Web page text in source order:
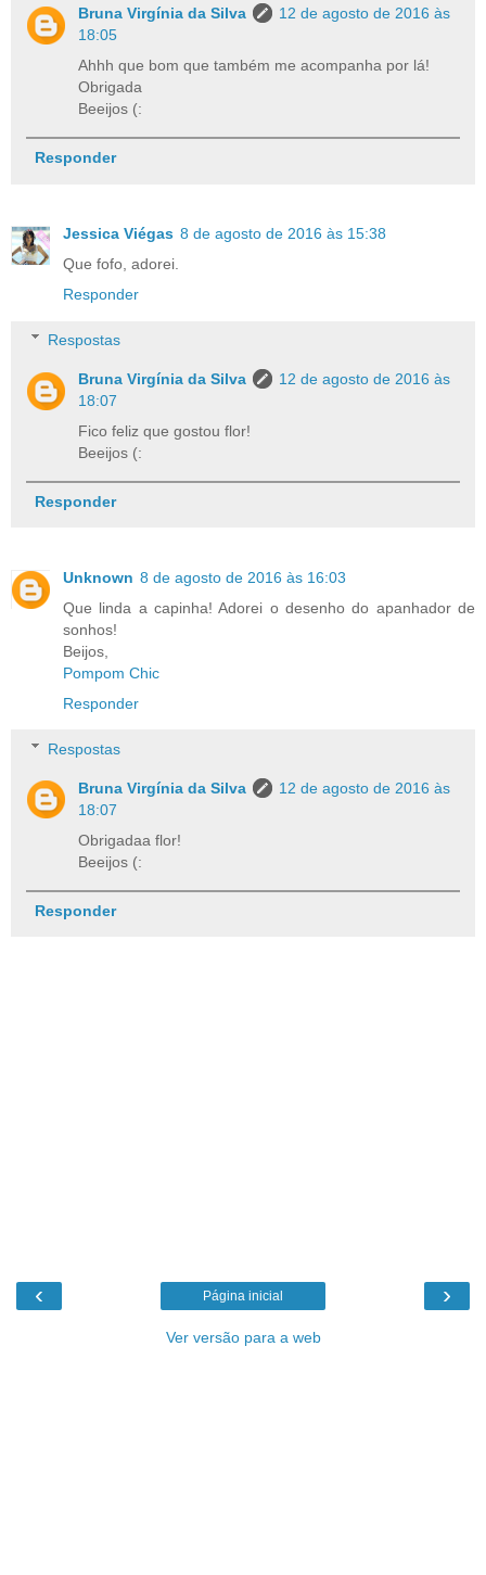
Bruna Virgínia da Silva
12 de agosto de 2016 às
18:05
Ahhh que bom que também me acompanha por lá!
Obrigada
Beeijos (:
Responder
Jessica Viégas 8 de agosto de 2016 às 15:38
Que fofo, adorei.
Responder
Respostas
Bruna Virgínia da Silva
12 de agosto de 2016 às
18:07
Fico feliz que gostou flor!
Beeijos (:
Responder
Unknown 8 de agosto de 2016 às 16:03
Que linda a capinha! Adorei o desenho do apanhador de
sonhos!
Beijos,
Pompom Chic
Responder
Respostas
Bruna Virgínia da Silva
12 de agosto de 2016 às
18:07
Obrigadaa flor!
Beeijos (:
Responder
‹ ›
Página inicial
Ver versão para a web